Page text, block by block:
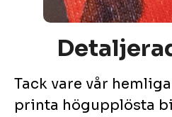
Tack vare vår
printa högupplösta